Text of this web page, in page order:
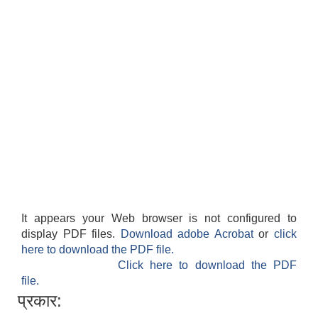
It appears your Web browser is not configured to
display PDF files.
Download adobe Acrobatorclick
here to download the PDF file.
Click here to download the PDF
file.
प्रकार: